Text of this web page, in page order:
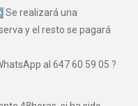
Se realizará una
y el resto se pagará
al 647 60 59 05 ?